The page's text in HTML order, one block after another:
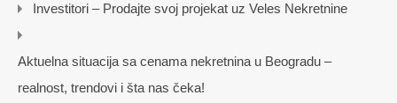
Investitori – Prodajte svoj projekat uz Veles Nekretnine
Aktuelna situacija sa cenama nekretnina u Beogradu –
realnost, trendovi i šta nas čeka!